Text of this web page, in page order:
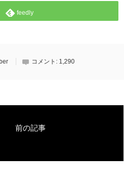
feedly
コメント: 1,290